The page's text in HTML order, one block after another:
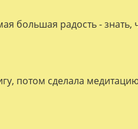
большая радость - знать,
потом сделала